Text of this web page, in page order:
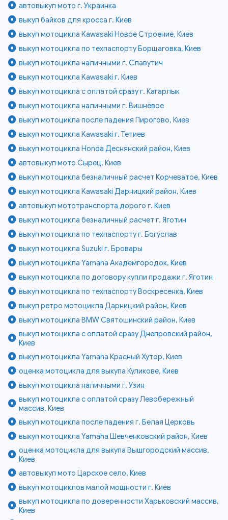
автовыкуп мото г. Украинка
выкуп байков для кросса г. Киев
выкуп мотоцикла Kawasaki Новое Строение, Киев
выкуп мотоцикла по техпаспорту Борщаговка, Киев
выкуп мотоцикла наличными г. Славутич
выкуп мотоцикла Kawasaki г. Киев
выкуп мотоцикла с оплатой сразу г. Кагарлык
выкуп мотоцикла наличными г. Вишнёвое
выкуп мотоцикла после падения Пирогово, Киев
выкуп мотоцикла Kawasaki г. Тетиев
выкуп мотоцикла Honda Деснянский район, Киев
автовыкуп мото Сырец, Киев
выкуп мотоцикла безналичный расчет Корчеватое, Киев
выкуп мотоцикла Kawasaki Дарницкий район, Киев
автовыкуп мототранспорта дорого г. Киев
выкуп мотоцикла безналичный расчет г. Яготин
выкуп мотоцикла по техпаспорту г. Богуслав
выкуп мотоцикла Suzuki г. Бровары
выкуп мотоцикла Yamaha Академгородок, Киев
выкуп мотоцикла по договору купли продажи г. Яготин
выкуп мотоцикла по техпаспорту Воскресенка, Киев
выкуп ретро мотоцикла Дарницкий район, Киев
выкуп мотоцикла BMW Святошинский район, Киев
выкуп мотоцикла с оплатой сразу Днепровский район,
Киев
выкуп мотоцикла Yamaha Красный Хутор, Киев
оценка мотоцикла для выкупа Куликове, Киев
выкуп мотоцикла наличными г. Узин
выкуп мотоцикла с оплатой сразу Левобережный
массив, Киев
выкуп мотоцикла после падения г. Белая Церковь
выкуп мотоцикла Yamaha Шевченковский район, Киев
оценка мотоцикла для выкупа Вышгородский массив,
Киев
автовыкуп мото Царское село, Киев
выкуп мотоциклов малой мощности г. Киев
выкуп мотоцикла по доверенности Харьковский массив,
Киев